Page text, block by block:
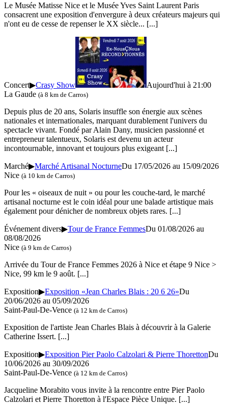
Le Musée Matisse Nice et le Musée Yves Saint Laurent Paris
consacrent une exposition d'envergure à deux créateurs majeurs qui
n'ont eu de cesse de repenser le XX siècle... [...]
Concert▶Crasy Show
Aujourd'hui à 21:00
La Gaude (à 8 km de Carros)
Depuis plus de 20 ans, Solaris insuffle son énergie aux scènes
nationales et internationales, marquant durablement l'univers du
spectacle vivant. Fondé par Alain Dany, musicien passionné et
entrepreneur talentueux, Solaris est devenu un acteur
incontournable, innovant et toujours plus exigeant [...]
Marché▶Marché Artisanal NocturneDu 17/05/2026 au 15/09/2026
Nice (à 10 km de Carros)
Pour les « oiseaux de nuit » ou pour les couche-tard, le marché
artisanal nocturne est le coin idéal pour une balade artistique mais
également pour dénicher de nombreux objets rares. [...]
Événement divers▶Tour de France FemmesDu 01/08/2026 au
08/08/2026
Nice (à 9 km de Carros)
Arrivée du Tour de France Femmes 2026 à Nice et étape 9 Nice >
Nice, 99 km le 9 août. [...]
Exposition▶Exposition «Jean Charles Blais : 20 6 26»Du
20/06/2026 au 05/09/2026
Saint-Paul-De-Vence (à 12 km de Carros)
Exposition de l'artiste Jean Charles Blais à découvrir à la Galerie
Catherine Issert. [...]
Exposition▶Exposition Pier Paolo Calzolari & Pierre ThorettonDu
10/06/2026 au 30/09/2026
Saint-Paul-De-Vence (à 12 km de Carros)
Jacqueline Morabito vous invite à la rencontre entre Pier Paolo
Calzolari et Pierre Thoretton à l'Espace Pièce Unique. [...]